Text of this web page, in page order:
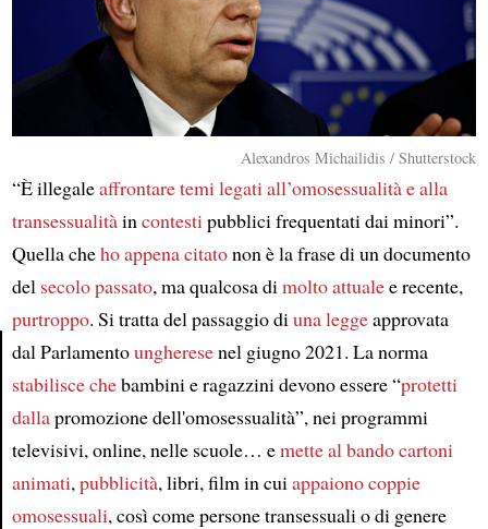
Article
Alexandros Michailidis / Shutterstock
“È illegaleaffrontare temilegati all’omosessualità e alla
transessualitàincontestipubblici frequentati dai minori”.
Quella cheho appena citatonon è la frase di un documento
del secolo passato, ma qualcosa dimolto attualee recente,
purtroppo. Si tratta del passaggio diuna leggeapprovata
dal Parlamentoungheresenel giugno 2021. La norma
stabilisce chebambini e ragazzini devono essere “protetti
dallapromozione dell'omosessualità”, nei programmi
televisivi, online, nelle scuole… emette al bandocartoni
animati,pubblicità, libri, film in cuiappaionocoppie
omosessuali, così come persone transessuali o di genere